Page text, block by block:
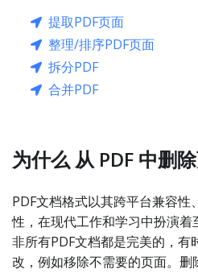
提取PDF页面
整理/排序PDF页面
拆分PDF
合并PDF
为什么 从 PDF 中删
PDF文档格式以其跨平台兼容性
性，在现代工作和学习中扮演
非所有PDF文档都是完美的，有
改，例如移除不需要的页面。删